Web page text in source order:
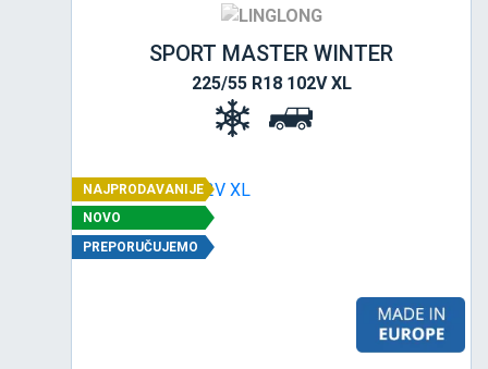
SPORT MASTER WINTER
225/55 R18 102V XL
NAJPRODAVANIJE
NOVO
PREPORUČUJEMO